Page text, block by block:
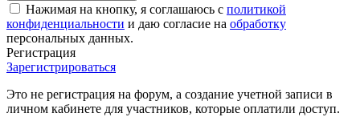
Нажимая на кнопку, я соглашаюсь с политикой
конфиденциальности и даю согласие на обработку
персональных данных.
Регистрация
Зарегистрироваться
Это не регистрация на форум, а создание учетной записи в
личном кабинете для участников, которые оплатили доступ.